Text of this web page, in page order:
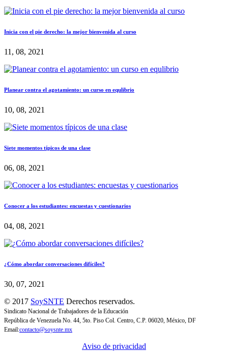
Inicia con el pie derecho: la mejor bienvenida al curso
11, 08, 2021
Planear contra el agotamiento: un curso en equlibrio
10, 08, 2021
Siete momentos típicos de una clase
06, 08, 2021
Conocer a los estudiantes: encuestas y cuestionarios
04, 08, 2021
¿Cómo abordar conversaciones difíciles?
30, 07, 2021
© 2017 SoySNTE Derechos reservados.
Sindicato Nacional de Trabajadores de la Educación
República de Venezuela No. 44, 5to. Piso Col. Centro, C.P. 06020, México, DF
Email:contacto@soysnte.mx
Aviso de privacidad